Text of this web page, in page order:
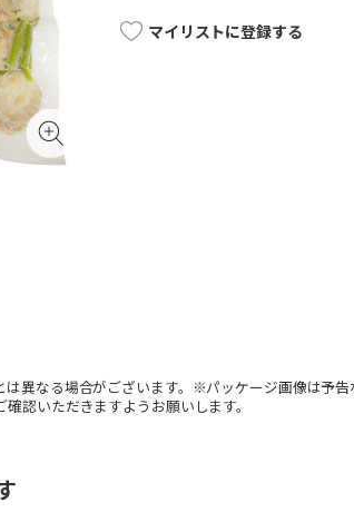
マイリストに登録する
異なる場合がございます。※パッケージ画像は予
認いただきますようお願いします。